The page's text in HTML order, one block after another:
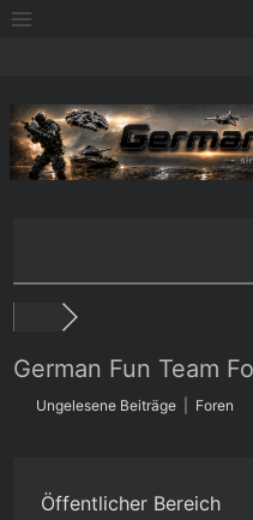
Zum
German Fun Team
Ungelesene Beiträge Foren
Öffentlicher Bereich